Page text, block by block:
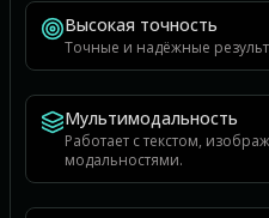
Высокая точность
Точные и надёжные
Мультимодальность
Работает с текстом,
модальностями.